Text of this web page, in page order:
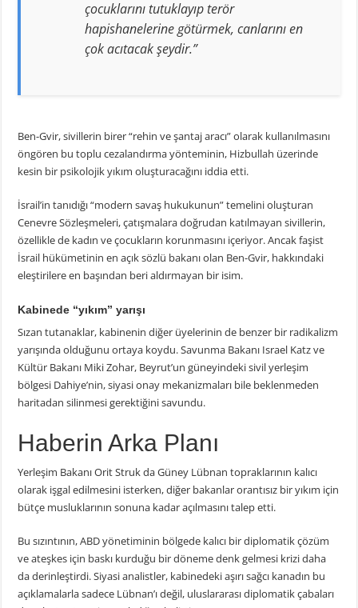
çocuklarını tutuklayıp terör
hapishanelerine götürmek, canlarını en
çok acıtacak şeydir.”
Ben-Gvir, sivillerin birer “rehin ve şantaj aracı” olarak kullanılmasını
öngören bu toplu cezalandırma yönteminin, Hizbullah üzerinde
kesin bir psikolojik yıkım oluşturacağını iddia etti.
İsrail’in tanıdığı “modern savaş hukukunun” temelini oluşturan
Cenevre Sözleşmeleri, çatışmalara doğrudan katılmayan sivillerin,
özellikle de kadın ve çocukların korunmasını içeriyor. Ancak faşist
İsrail hükümetinin en açık sözlü bakanı olan Ben-Gvir, hakkındaki
eleştirilere en başından beri aldırmayan bir isim.
Kabinede “yıkım” yarışı
Sızan tutanaklar, kabinenin diğer üyelerinin de benzer bir radikalizm
yarışında olduğunu ortaya koydu. Savunma Bakanı Israel Katz ve
Kültür Bakanı Miki Zohar, Beyrut’un güneyindeki sivil yerleşim
bölgesi Dahiye’nin, siyasi onay mekanizmaları bile beklenmeden
haritadan silinmesi gerektiğini savundu.
Haberin Arka Planı
Yerleşim Bakanı Orit Struk da Güney Lübnan topraklarının kalıcı
olarak işgal edilmesini isterken, diğer bakanlar orantısız bir yıkım için
bütçe musluklarının sonuna kadar açılmasını talep etti.
Bu sızıntının, ABD yönetiminin bölgede kalıcı bir diplomatik çözüm
ve ateşkes için baskı kurduğu bir döneme denk gelmesi krizi daha
da derinleştirdi. Siyasi analistler, kabinedeki aşırı sağcı kanadın bu
açıklamalarla sadece Lübnan’ı değil, uluslararası diplomatik çabaları